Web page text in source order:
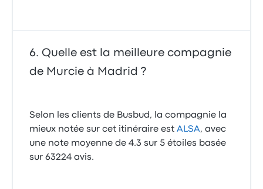
Quelle est la meilleure compagnie
de Murcie à Madrid ?
Selon les clients de Busbud, la compagnie la
mieux notée sur cet itinéraire estALSA, avec
une note moyenne de 4.3 sur 5 étoiles basée
sur 63224 avis.